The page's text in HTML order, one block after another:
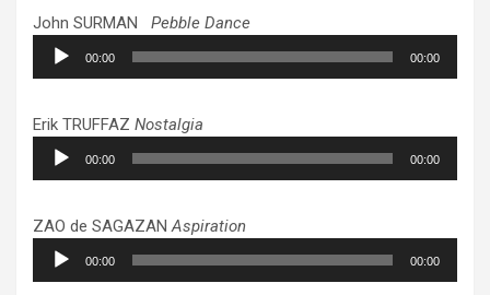
John SURMAN Pebble Dance
Lecteur
audio
00:00 00:00
Erik TRUFFAZ Nostalgia
Lecteur
audio
00:00 00:00
ZAO de SAGAZANAspiration
Lecteur
audio
00:00 00:00